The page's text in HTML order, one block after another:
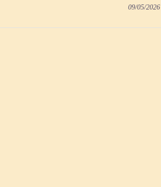
09/05/2026